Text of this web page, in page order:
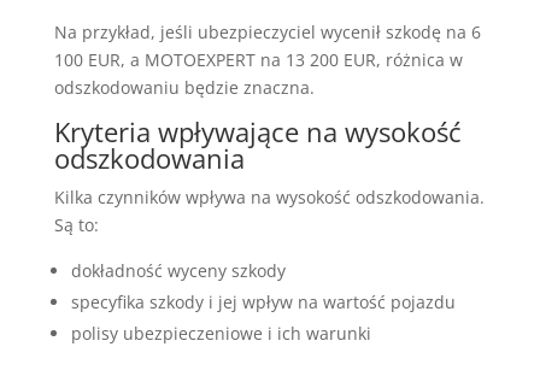
Na przykład, jeśli ubezpieczyciel wycenił szkodę na 6
100 EUR, a MOTOEXPERT na 13 200 EUR, różnica w
odszkodowaniu będzie znaczna.
Kryteria wpływające na wysokość
odszkodowania
Kilka czynników wpływa na wysokość odszkodowania.
Są to:
dokładność wyceny szkody
specyfika szkody i jej wpływ na wartość pojazdu
polisy ubezpieczeniowe i ich warunki